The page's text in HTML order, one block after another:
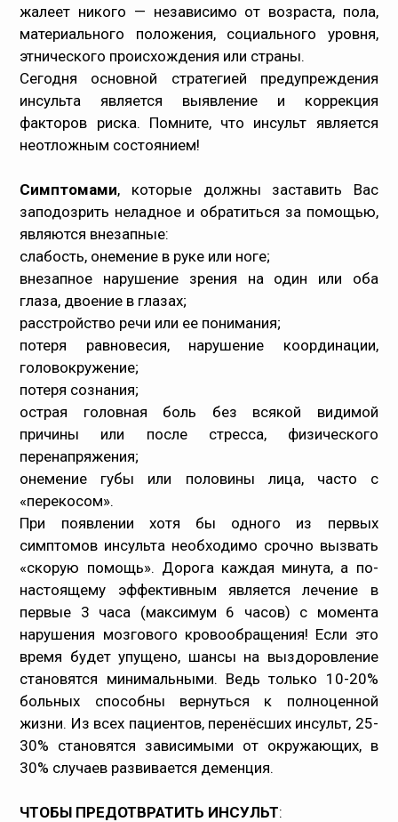
жалеет никого — независимо от возраста, пола,
материального положения, социального уровня,
этнического происхождения или страны.
Сегодня основной стратегией предупреждения
инсульта является выявление и коррекция
факторов риска. Помните, что инсульт является
неотложным состоянием!
Симптомами, которые должны заставить Вас
заподозрить неладное и обратиться за помощью,
являются внезапные:
слабость, онемение в руке или ноге;
внезапное нарушение зрения на один или оба
глаза, двоение в глазах;
расстройство речи или ее понимания;
потеря равновесия, нарушение координации,
головокружение;
потеря сознания;
острая головная боль без всякой видимой
причины или после стресса, физического
перенапряжения;
онемение губы или половины лица, часто с
«перекосом».
При появлении хотя бы одного из первых
симптомов инсульта необходимо срочно вызвать
«скорую помощь». Дорога каждая минута, а по-
настоящему эффективным является лечение в
первые 3 часа (максимум 6 часов) с момента
нарушения мозгового кровообращения! Если это
время будет упущено, шансы на выздоровление
становятся минимальными. Ведь только 10-20%
больных способны вернуться к полноценной
жизни. Из всех пациентов, перенёсших инсульт, 25-
30% становятся зависимыми от окружающих, в
30% случаев развивается деменция.
ЧТОБЫ ПРЕДОТВРАТИТЬ ИНСУЛЬТ: